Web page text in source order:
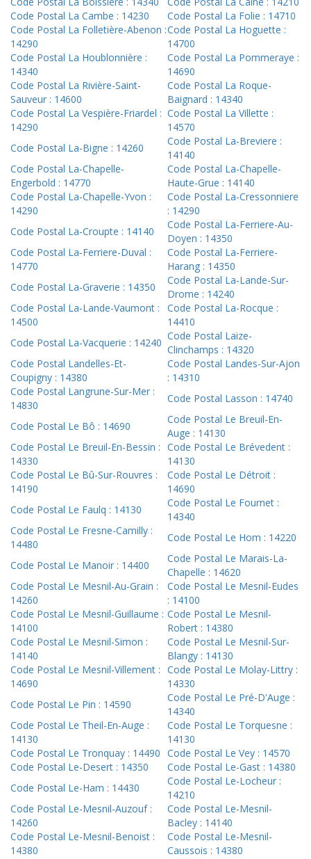
Code Postal La Cambe : 14230
Code Postal La Folie : 14710
Code Postal La Folletière-Abenon :
14290
Code Postal La Hoguette :
14700
Code Postal La Houblonnière :
14340
Code Postal La Pommeraye :
14690
Code Postal La Rivière-Saint-
Sauveur : 14600
Code Postal La Roque-
Baignard : 14340
Code Postal La Vespière-Friardel :
14290
Code Postal La Villette :
14570
Code Postal La-Bigne : 14260
Code Postal La-Breviere :
14140
Code Postal La-Chapelle-
Engerbold : 14770
Code Postal La-Chapelle-
Haute-Grue : 14140
Code Postal La-Chapelle-Yvon :
14290
Code Postal La-Cressonniere
: 14290
Code Postal La-Croupte : 14140
Code Postal La-Ferriere-Au-
Doyen : 14350
Code Postal La-Ferriere-Duval :
14770
Code Postal La-Ferriere-
Harang : 14350
Code Postal La-Graverie : 14350
Code Postal La-Lande-Sur-
Drome : 14240
Code Postal La-Lande-Vaumont :
14500
Code Postal La-Rocque :
14410
Code Postal La-Vacquerie : 14240
Code Postal Laize-
Clinchamps : 14320
Code Postal Landelles-Et-
Coupigny : 14380
Code Postal Landes-Sur-Ajon
: 14310
Code Postal Langrune-Sur-Mer :
14830
Code Postal Lasson : 14740
Code Postal Le Bô : 14690
Code Postal Le Breuil-En-
Auge : 14130
Code Postal Le Breuil-En-Bessin :
14330
Code Postal Le Brévedent :
14130
Code Postal Le Bû-Sur-Rouvres :
14190
Code Postal Le Détroit :
14690
Code Postal Le Faulq : 14130
Code Postal Le Fournet :
14340
Code Postal Le Fresne-Camilly :
14480
Code Postal Le Hom : 14220
Code Postal Le Manoir : 14400
Code Postal Le Marais-La-
Chapelle : 14620
Code Postal Le Mesnil-Au-Grain :
14260
Code Postal Le Mesnil-Eudes
: 14100
Code Postal Le Mesnil-Guillaume :
14100
Code Postal Le Mesnil-
Robert : 14380
Code Postal Le Mesnil-Simon :
14140
Code Postal Le Mesnil-Sur-
Blangy : 14130
Code Postal Le Mesnil-Villement :
14690
Code Postal Le Molay-Littry :
14330
Code Postal Le Pin : 14590
Code Postal Le Pré-D'Auge :
14340
Code Postal Le Theil-En-Auge :
14130
Code Postal Le Torquesne :
14130
Code Postal Le Tronquay : 14490 Code Postal Le Vey : 14570
Code Postal Le-Desert : 14350
Code Postal Le-Gast : 14380
Code Postal Le-Ham : 14430
Code Postal Le-Locheur :
14210
Code Postal Le-Mesnil-Auzouf :
14260
Code Postal Le-Mesnil-
Bacley : 14140
Code Postal Le-Mesnil-Benoist :
14380
Code Postal Le-Mesnil-
Caussois : 14380